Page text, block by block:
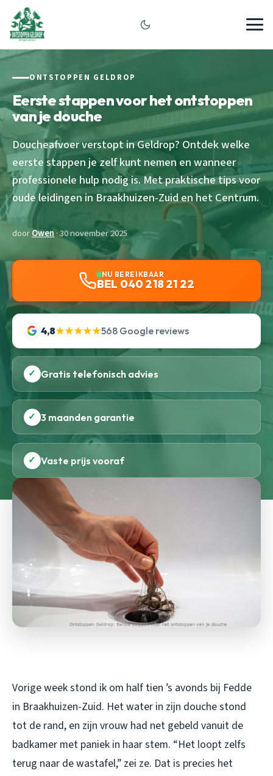
ONTSTOPPEN GELDROP
Eerste stappen voor het ontstoppen
van je douche
Doucheafvoer verstopt in Geldrop? Ontdek welke
eerste stappen je zelf kunt nemen en wanneer
professionele hulp nodig is. Met praktische tips voor
oude leidingen in Braakhuizen-Zuid en het Centrum.
doorOwen· 30 november 2025
NU BEREIKBAAR
BEL 040 218 21 22
4,8★★★★★568 Google reviews
✓ Gratis telefonisch advies
✓ 3 maanden garantie
✓ Vaste prijs vooraf
Vorige week stond ik om half tien ’s avonds bij Fedde
in Braakhuizen-Zuid. Het water in zijn douche stond
tot de rand, en zijn vrouw had net gebeld vanuit de
badkamer met paniek in haar stem. “Het loopt zelfs
terug naar de wastafel,” zei ze. Dat is precies het